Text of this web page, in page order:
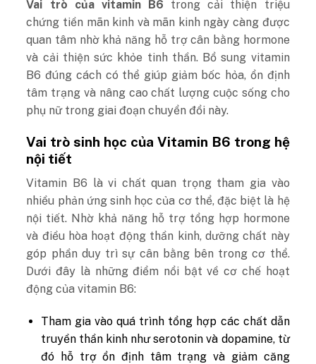
Vai trò của vitamin B6 trong cải thiện triệu
chứng tiền mãn kinh và mãn kinh ngày càng được
quan tâm nhờ khả năng hỗ trợ cân bằng hormone
và cải thiện sức khỏe tinh thần. Bổ sung vitamin
B6 đúng cách có thể giúp giảm bốc hỏa, ổn định
tâm trạng và nâng cao chất lượng cuộc sống cho
phụ nữ trong giai đoạn chuyển đổi này.
Vai trò sinh học của Vitamin B6 trong hệ
nội tiết
Vitamin B6 là vi chất quan trọng tham gia vào
nhiều phản ứng sinh học của cơ thể, đặc biệt là hệ
nội tiết. Nhờ khả năng hỗ trợ tổng hợp hormone
và điều hòa hoạt động thần kinh, dưỡng chất này
góp phần duy trì sự cân bằng bên trong cơ thể.
Dưới đây là những điểm nổi bật về cơ chế hoạt
động của vitamin B6:
Tham gia vào quá trình tổng hợp các chất dẫn
truyền thần kinh như serotonin và dopamine, từ
đó hỗ trợ ổn định tâm trạng và giảm căng